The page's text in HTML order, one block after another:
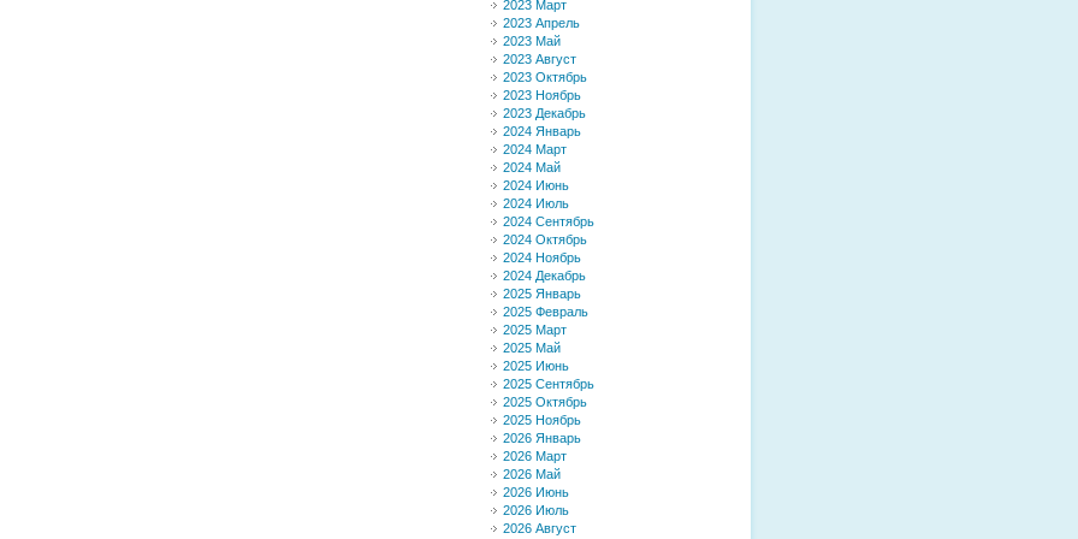
2023 Март
2023 Апрель
2023 Май
2023 Август
2023 Октябрь
2023 Ноябрь
2023 Декабрь
2024 Январь
2024 Март
2024 Май
2024 Июнь
2024 Июль
2024 Сентябрь
2024 Октябрь
2024 Ноябрь
2024 Декабрь
2025 Январь
2025 Февраль
2025 Март
2025 Май
2025 Июнь
2025 Сентябрь
2025 Октябрь
2025 Ноябрь
2026 Январь
2026 Март
2026 Май
2026 Июнь
2026 Июль
2026 Август